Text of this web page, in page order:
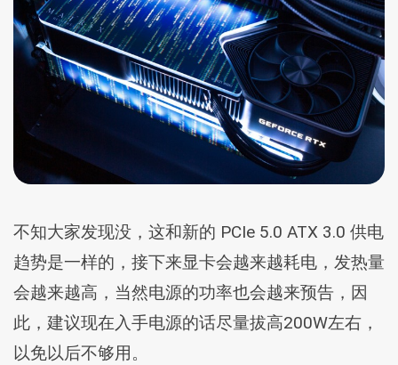
不知大家发现没，这和新的 PCIe 5.0 ATX 3.0 供电
趋势是一样的，接下来显卡会越来越耗电，发热量
会越来越高，当然电源的功率也会越来预告，因
此，建议现在入手电源的话尽量拔高200W左右，
以免以后不够用。